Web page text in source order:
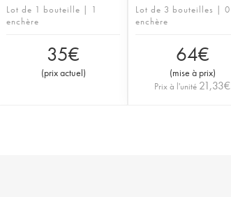
Lot de 1 bouteille | 1
enchère
35€
(prix actuel)
Lot de 3 bouteilles | 0
enchère
64€
(mise à prix)
Prix à l'unité 21,33€